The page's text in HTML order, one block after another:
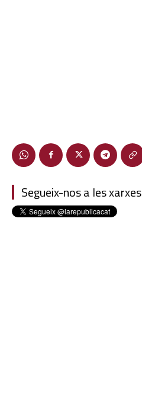
Segueix-nos a les xarxes